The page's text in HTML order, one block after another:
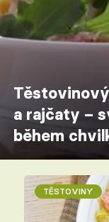
a rajčaty –
během
TĚSTOVINY